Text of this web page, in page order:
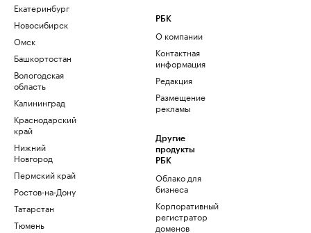
Екатеринбург
Новосибирск
Омск
Башкортостан
Вологодская
область
Калининград
Краснодарский
край
Нижний
Новгород
Пермский край
Ростов-на-Дону
Татарстан
Тюмень
РБК
О компании
Контактная
информация
Редакция
Размещение
рекламы
Другие
продукты
РБК
Облако для
бизнеса
Корпоративный
регистратор
доменов